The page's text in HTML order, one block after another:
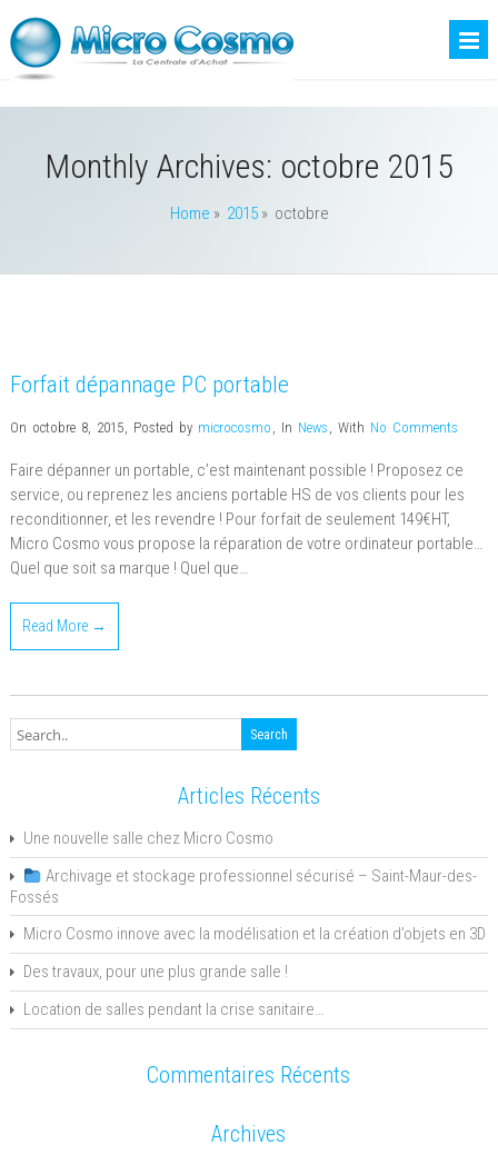
Monthly Archives: octobre 2015
Home » 2015» octobre
Forfait dépannage PC portable
On octobre 8, 2015, Posted by microcosmo , In News , With No Comments
Faire dépanner un portable, c’est maintenant possible ! Proposez ce
service, ou reprenez les anciens portable HS de vos clients pour les
reconditionner, et les revendre ! Pour forfait de seulement 149€HT,
Micro Cosmo vous propose la réparation de votre ordinateur portable…
Quel que soit sa marque ! Quel que…
Read More →
Articles Récents
Une nouvelle salle chez Micro Cosmo
Archivage et stockage professionnel sécurisé – Saint-Maur-des-
Fossés
Micro Cosmo innove avec la modélisation et la création d’objets en 3D
Des travaux, pour une plus grande salle !
Location de salles pendant la crise sanitaire…
Commentaires Récents
Archives